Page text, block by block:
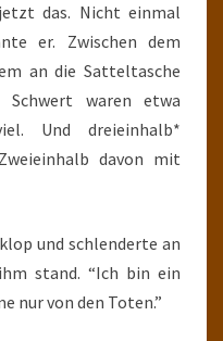
das. Nicht einmal
er. Zwischen dem
an die Satteltasche
Schwert waren etwa
Und dreieinhalb*
davon mit
und schlenderte an
stand. “Ich bin ein
nur von den Toten.”